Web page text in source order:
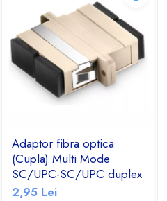
Adaptor fibra optica
(Cupla) Multi Mode
SC/UPC-SC/UPC duplex
2,95 Lei